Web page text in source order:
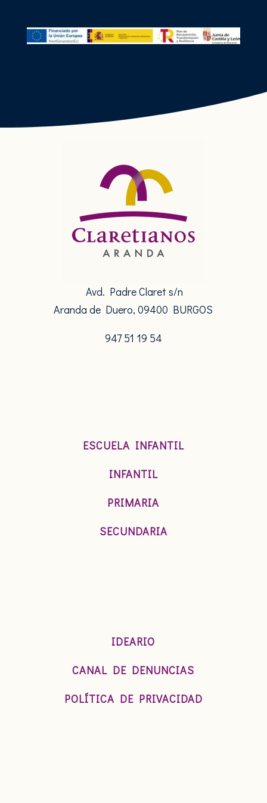
Avd. Padre Claret s/n
Aranda de Duero, 09400 BURGOS
947 51 19 54
ESCUELA INFANTIL
INFANTIL
PRIMARIA
SECUNDARIA
IDEARIO
CANAL DE DENUNCIAS
POLÍTICA DE PRIVACIDAD